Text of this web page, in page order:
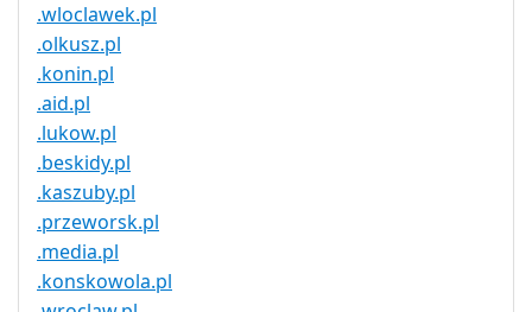
.wloclawek.pl
.olkusz.pl
.konin.pl
.aid.pl
.lukow.pl
.beskidy.pl
.kaszuby.pl
.przeworsk.pl
.media.pl
.konskowola.pl